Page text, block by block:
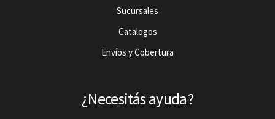
Sucursales
Catalogos
Envíos y Cobertura
¿Necesitás ayuda?